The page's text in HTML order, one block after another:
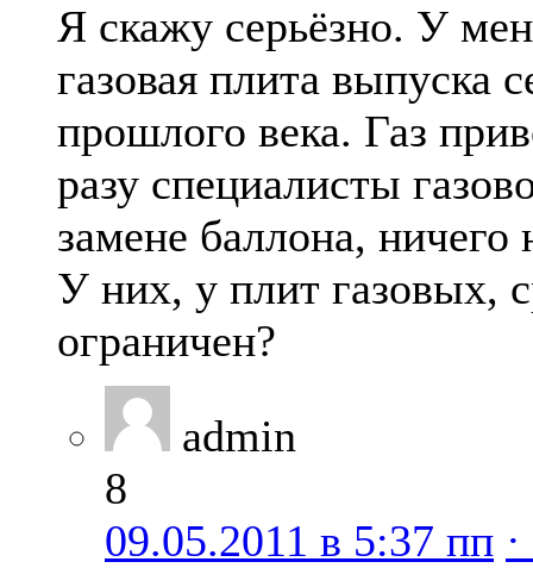
Я скажу серьёзно. У
газовая плита выпуска
прошлого века. Газ
разу специалисты
замене баллона, ничего
У них, у плит газовых,
ограничен?
admin
8
09.05.2011 в 5:37 пп